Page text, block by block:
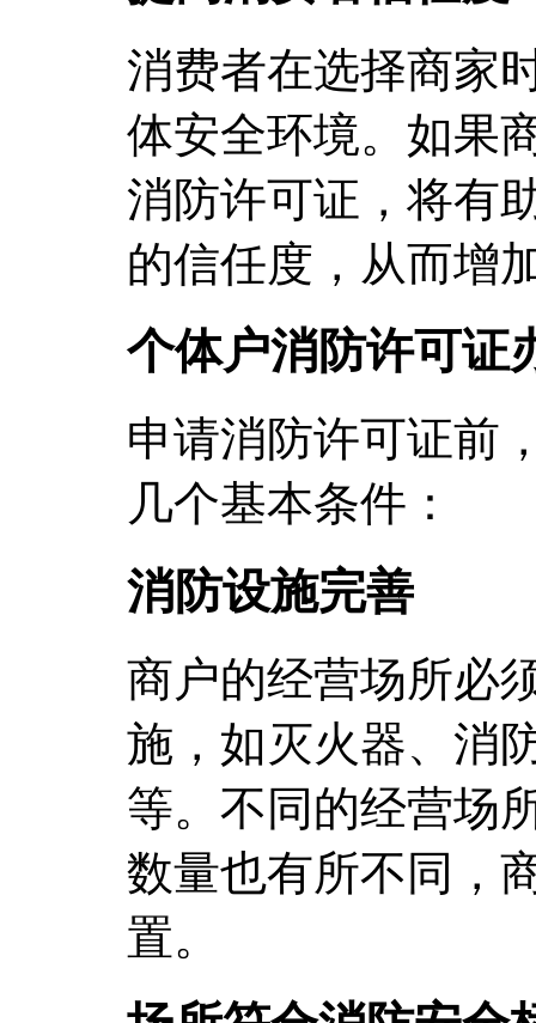
消费者在选择商家
体安全环境。如果
消防许可证，将有
的信任度，从而增
个体户消防许可证
申请消防许可证前
几个基本条件：
消防设施完善
商户的经营场所必
施，如灭火器、消
等。不同的经营场
数量也有所不同，
置。